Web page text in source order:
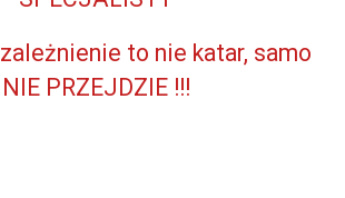
to nie katar, samo
NIE PRZEJDZIE !!!